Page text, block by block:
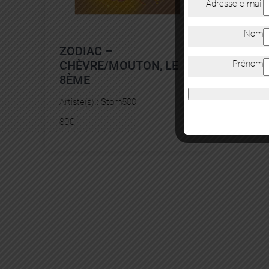
ZODIAC –
CHÈVRE/MOUTON, LE
8ÈME
Artiste(s) : Stom500
80€
Adresse e-mail
Nom
Prénom